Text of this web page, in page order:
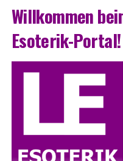
Will­kom­men
Esoterik-Portal!